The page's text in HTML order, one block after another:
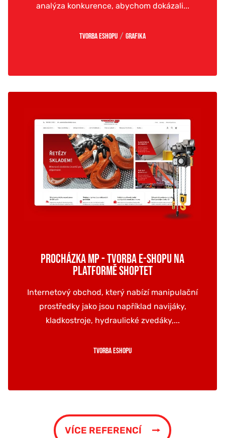
analýza konkurence, abychom dokázali...
Tvorba eshopu / Grafika
PROCHÁZKA MP - TVORBA E-SHOPU NA
PLATFORMĚ SHOPTET
Internetový obchod, který nabízí manipulační
prostředky jako jsou například navijáky,
kladkostroje, hydraulické zvedáky,...
Tvorba eshopu
VÍCE REFERENCÍ